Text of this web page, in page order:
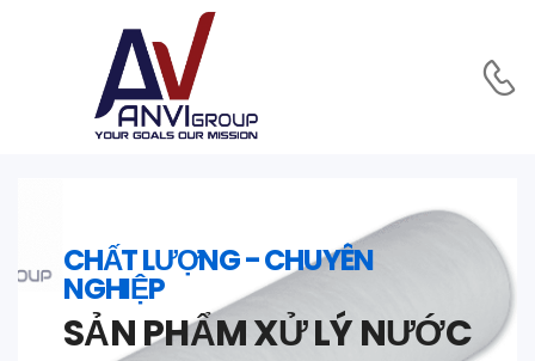
CHẤT LƯỢNG - CHUYÊN
NGHIỆP
SẢN PHẨM XỬ LÝ NƯỚC